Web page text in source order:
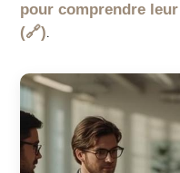
pour comprendre
.